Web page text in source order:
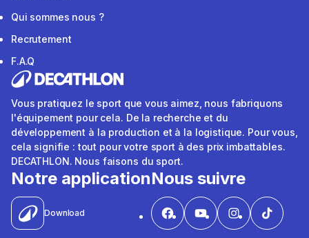
Qui sommes nous ?
Recrutement
F.A.Q
Vous pratiquez le sport que vous aimez, nous fabriquons
l'équipement pour cela. De la recherche et du
développement à la production et à la logistique. Pour vous,
cela signifie : tout pour votre sport à des prix imbattables.
DECATHLON. Nous faisons du sport.
Notre application
Download
Nous suivre